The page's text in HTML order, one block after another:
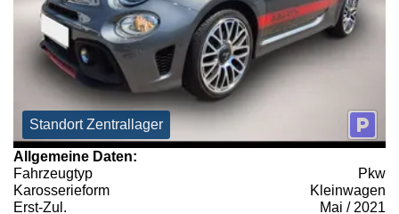
Standort Zentrallager
Allgemeine Daten:
Fahrzeugtyp
Pkw
Karosserieform
Kleinwagen
Erst-Zul.
Mai / 2021